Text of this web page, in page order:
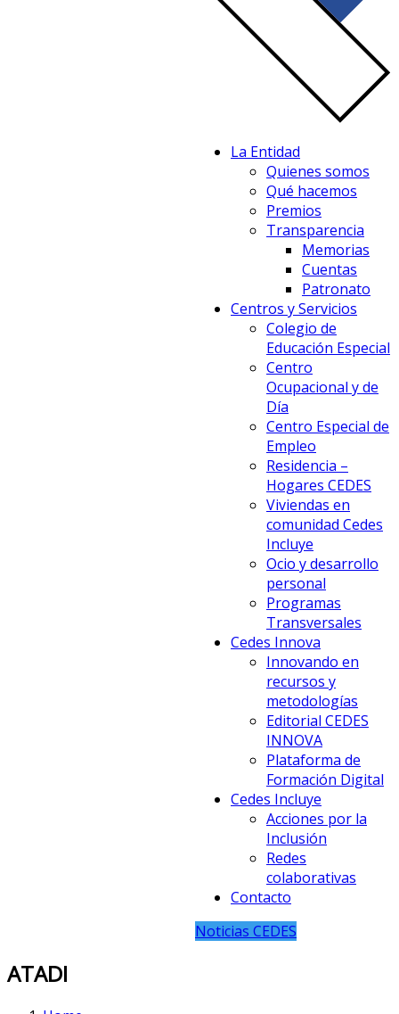
La Entidad
Quienes somos
Qué hacemos
Premios
Transparencia
Memorias
Cuentas
Patronato
Centros y Servicios
Colegio de
Educación Especial
Centro
Ocupacional y de
Día
Centro Especial de
Empleo
Residencia –
Hogares CEDES
Viviendas en
comunidad Cedes
Incluye
Ocio y desarrollo
personal
Programas
Transversales
Cedes Innova
Innovando en
recursos y
metodologías
Editorial CEDES
INNOVA
Plataforma de
Formación Digital
Cedes Incluye
Acciones por la
Inclusión
Redes
colaborativas
Contacto
Noticias CEDES
ATADI